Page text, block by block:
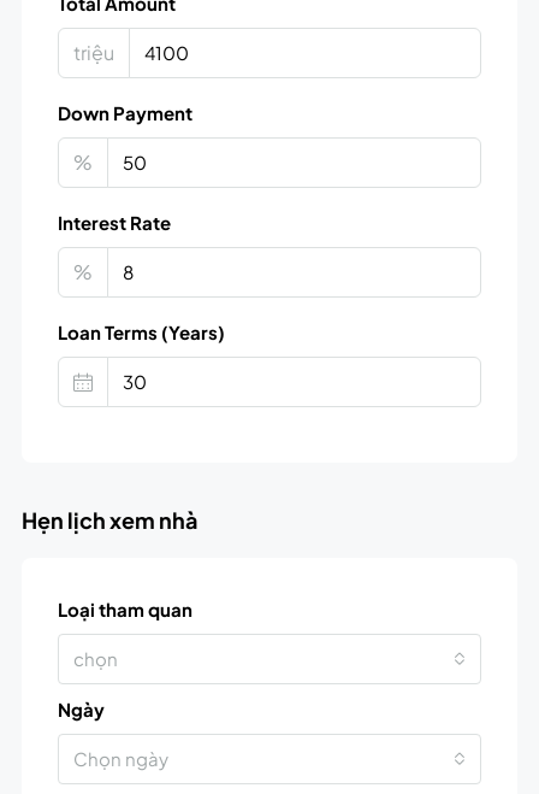
triệu
Down Payment
%
Interest Rate
%
Loan Terms (Years)
Hẹn lịch xem nhà
Loại tham quan
chọn
Ngày
Chọn ngày